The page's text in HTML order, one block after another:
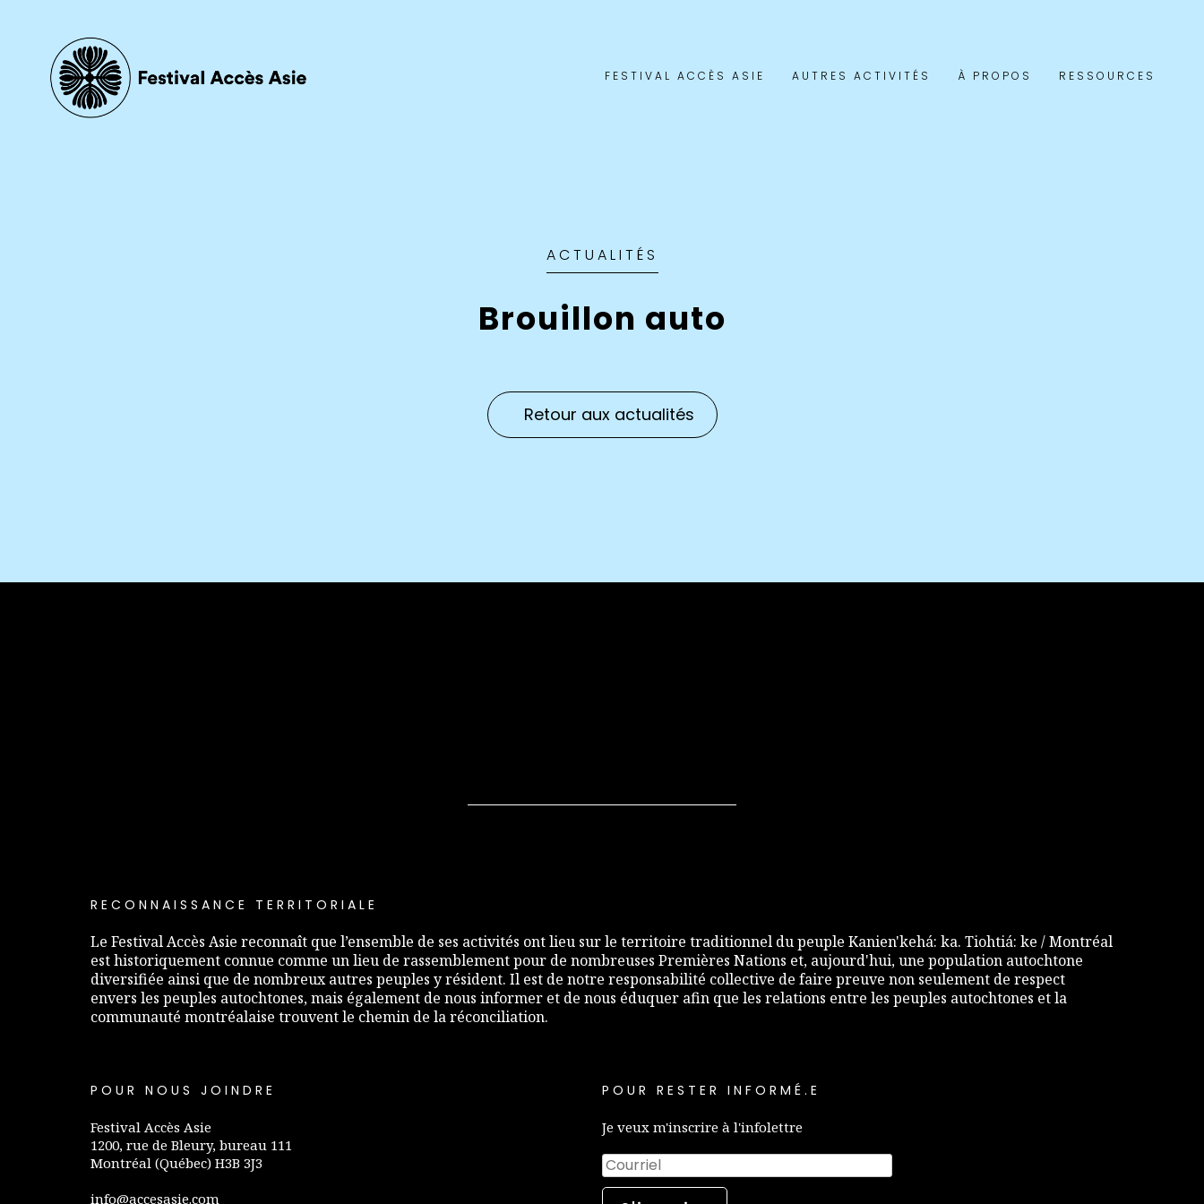
FESTIVAL ACCÈS ASIE AUTRES ACTIVITÉS À PROPOS RESSOURCES
ACTUALITÉS
Brouillon auto
Retour aux actualités
RECONNAISSANCE TERRITORIALE
Le Festival Accès Asie reconnaît que l’ensemble de ses activités ont lieu sur le territoire traditionnel du peuple Kanien'kehá: ka. Tiohtiá: ke / Montréal
est historiquement connue comme un lieu de rassemblement pour de nombreuses Premières Nations et, aujourd'hui, une population autochtone
diversifiée ainsi que de nombreux autres peuples y résident. Il est de notre responsabilité collective de faire preuve non seulement de respect
envers les peuples autochtones, mais également de nous informer et de nous éduquer afin que les relations entre les peuples autochtones et la
communauté montréalaise trouvent le chemin de la réconciliation.
POUR NOUS JOINDRE
Festival Accès Asie
1200, rue de Bleury, bureau 111
Montréal (Québec) H3B 3J3
info@accesasie.com
POUR RESTER INFORMÉ.E
Je veux m'inscrire à l'infolettre